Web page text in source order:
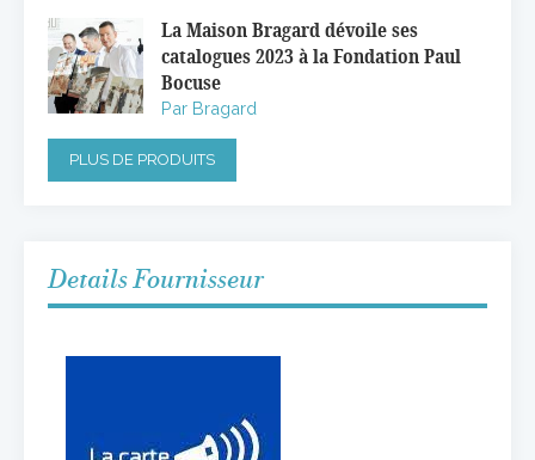
La Maison Bragard dévoile ses
catalogues 2023 à la Fondation Paul
Bocuse
Par Bragard
PLUS DE PRODUITS
Details Fournisseur